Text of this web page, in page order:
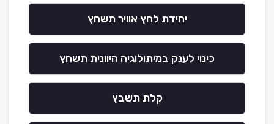
יחידת לחץ אוויר תשחץ
כינוי לענק במיתולוגיה היוונית תשחץ
קלת תשבץ